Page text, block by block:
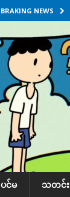
BRAKING NEWS
ပင်မ သတင်း